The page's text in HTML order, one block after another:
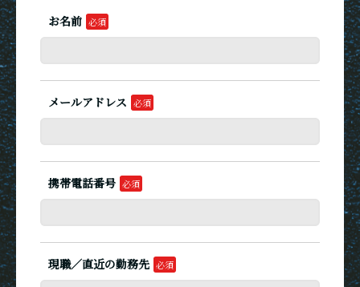
お名前
メールアドレス
携帯電話番号
現職／直近の勤務先